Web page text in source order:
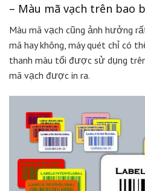
– Màu mã vạch trên bao
Màu mã vạch cũng ảnh hưởng
mã hay không, máy quét chỉ có
thanh màu tối được sử dụng
mã vạch được in ra.